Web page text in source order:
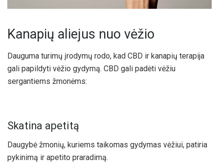
Kanapių aliejus nuo vėžio
Dauguma turimų įrodymų rodo, kad CBD ir kanapių terapija
gali papildyti vėžio gydymą. CBD gali padėti vėžiu
sergantiems žmonėms:
Skatina apetitą
Daugybė žmonių, kuriems taikomas gydymas vėžiui, patiria
pykinimą ir apetito praradimą.